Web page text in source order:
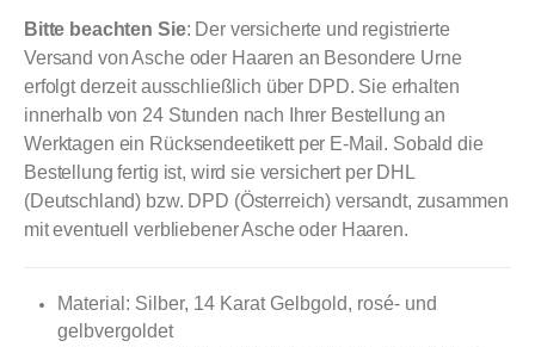
Bitte beachten Sie: Der versicherte und registrierte
Versand von Asche oder Haaren an Besondere Urne
erfolgt derzeit ausschließlich über DPD. Sie erhalten
innerhalb von 24 Stunden nach Ihrer Bestellung an
Werktagen ein Rücksendeetikett per E-Mail. Sobald die
Bestellung fertig ist, wird sie versichert per DHL
(Deutschland) bzw. DPD (Österreich) versandt, zusammen
mit eventuell verbliebener Asche oder Haaren.
Material: Silber, 14 Karat Gelbgold, rosé- und
gelbvergoldet